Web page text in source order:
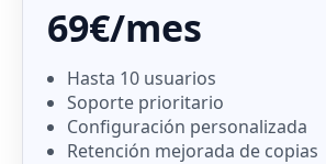
69€/mes
Hasta 10 usuarios
Soporte prioritario
Configuración personalizada
Retención mejorada de copias